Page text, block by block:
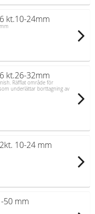
kt.10-24mm
kt.26-32mm
Räfflat område för
underlättar borttagning av
10-24 mm
50 mm